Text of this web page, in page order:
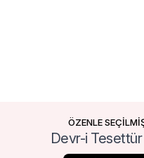
ÖZENLE
Devr-i Tesettür